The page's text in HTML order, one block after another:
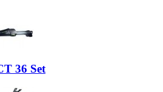
36 Set